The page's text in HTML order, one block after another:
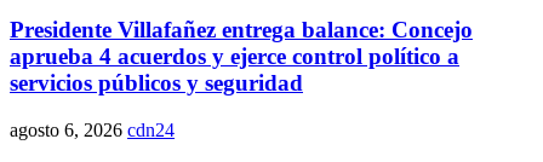
Presidente Villafañez entrega balance: Concejo
aprueba 4 acuerdos y ejerce control político a
servicios públicos y seguridad
agosto 6, 2026 cdn24